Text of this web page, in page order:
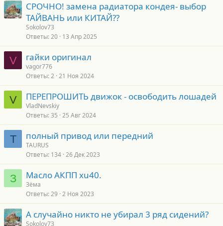
СРОЧНО! замена радиатора кондея- выбор
ТАЙВАНЬ или КИТАЙ??
Sokolov73
Ответы 20 13 Апр 2025
V гайки оригинал
vagor776
Ответы 2 21 Ноя 2024
V ПЕРЕПРОШИТЬ движок - освободить лошадей
VladNevskiy
Ответы 35 25 Авг 2024
T полный привод или передний
TAURUS
Ответы 134 26 Дек 2023
З Масло АКПП xu40.
Зёма
Ответы 29 2 Ноя 2023
А случайно никто не убирал 3 ряд сидений?
Sokolov73